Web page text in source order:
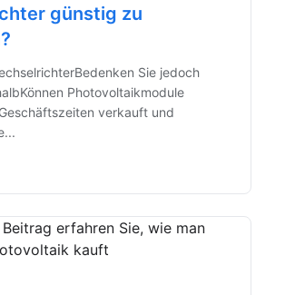
günstig zu
Sie jedoch
Photovoltaikmodule
verkauft und